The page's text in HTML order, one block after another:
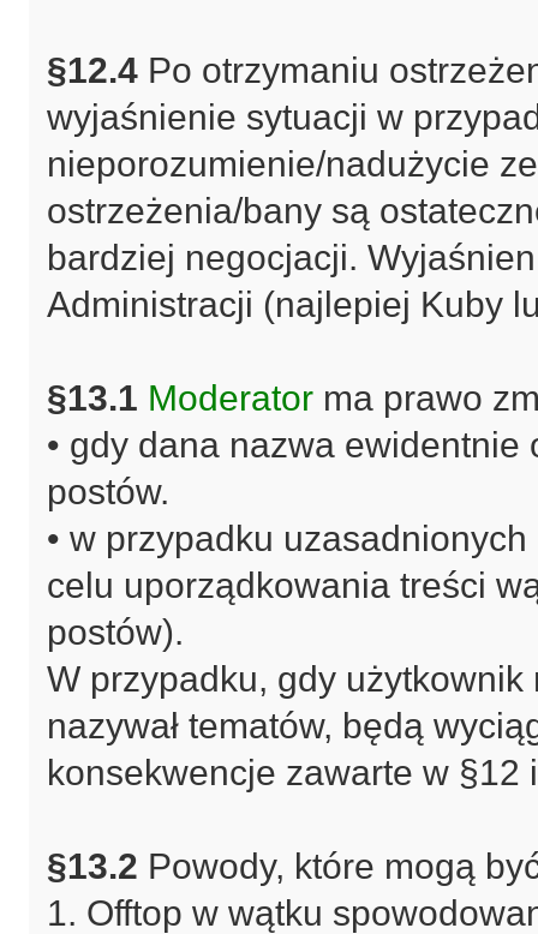
§12.4Po otrzymaniu
wyjaśnienie sytuacji w
nieporozumienie/nadużycie
ostrzeżenia/bany są
bardziej negocjacji.
Administracji (najlepiej Kuby
§13.1 Moderatorma prawo
• gdy dana nazwa
postów.
• w przypadku
celu uporządkowania treści
postów).
W przypadku, gdy
nazywał tematów, będą
konsekwencje zawarte w §12
§13.2 Powody, które mogą
1. Offtop w wątku